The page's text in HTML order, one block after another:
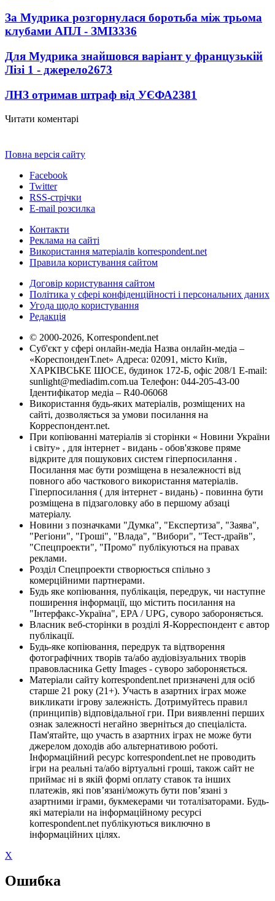
За Мудрика розгорнулася боротьба між трьома
клубами АПЛ - ЗМІ3336
Для Мудрика знайшовся варіант у французькій
Лізі 1 - джерело2673
ЛНЗ отримав штраф від УЄФА2381
Читати коментарі
Повна версія сайту
Facebook
Twitter
RSS-стрічки
E-mail розсилка
Контакти
Реклама на сайті
Використання матеріалів korrespondent.net
Правила користування сайтом
Договір користування сайтом
Політика у сфері конфіденційності і персональних даних
Угода щодо користування
Редакція
© 2000-2026, Korrespondent.net
Суб'єкт у сфері онлайн-медіа Назва онлайн-медіа –
«КореспонденТ.net» Адреса: 02091, місто Київ,
ХАРКІВСЬКЕ ШОСЕ, будинок 172-Б, офіс 208/1 E-mail:
sunlight@mediadim.com.ua Телефон: 044-205-43-00
Ідентифікатор медіа – R40-06068
Використання будь-яких матеріалів, розміщених на
сайті, дозволяється за умови посилання на
Корреспондент.net.
При копіюванні матеріалів зі сторінки « Новини України
і світу» , для інтернет - видань - обов'язкове пряме
відкрите для пошукових систем гіперпосилання .
Посилання має бути розміщена в незалежності від
повного або часткового використання матеріалів.
Гіперпосилання ( для інтернет - видань) - повинна бути
розміщена в підзаголовку або в першому абзаці
матеріалу.
Новини з позначками "Думка", "Експертиза", "Заява",
"Регіони", "Гроші", "Влада", "Вибори", "Тест-драйв",
"Спецпроекти", "Промо" публікуються на правах
реклами.
Розділ Спецпроекти створюється спільно з
комерційними партнерами.
Будь яке копіювання, публікація, передрук, чи наступне
поширення інформації, що містить посилання на
"Інтерфакс-Україна", EPA / UPG, суворо забороняється.
Власник веб-сторінки в розділі Я-Корреспондент є автор
публікації.
Будь-яке копіювання, передрук та відтворення
фотографічних творів та/або аудіовізуальних творів
правовласника Getty Images - суворо забороняється.
Матеріали сайту korrespondent.net призначені для осіб
старше 21 року (21+). Участь в азартних іграх може
викликати ігрову залежність. Дотримуйтесь правил
(принципів) відповідальної гри. При виявленні перших
ознак залежності негайно зверніться до спеціаліста.
Пам'ятайте, що участь в азартних іграх не може бути
джерелом доходів або альтернативою роботі.
Інформаційний ресурс korrespondent.net не проводить
ігри на реальні та/або віртуальні гроші, також сайт не
приймає ні в якій формі оплату ставок та інших
платежів, які пов’язані/можуть бути пов’язані з
азартними іграми, букмекерами чи тоталізаторами. Будь-
які матеріали на інформаційному ресурсі
korrespondent.net публікуються виключно в
інформаційних цілях.
X
Ошибка